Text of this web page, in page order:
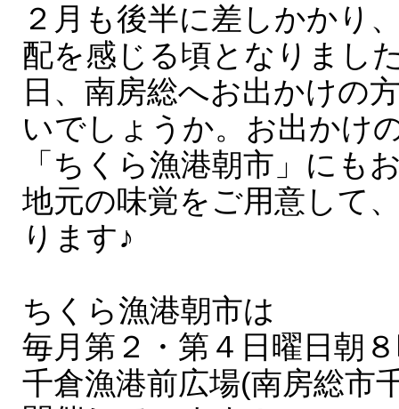
２月も後半に差しかかり
配を感じる頃となりまし
日、南房総へお出かけの
いでしょうか。お出かけ
「ちくら漁港朝市」にも
地元の味覚をご用意して
ります♪
ちくら漁港朝市は
毎月第２・第４日曜日朝
千倉漁港前広場(南房総市